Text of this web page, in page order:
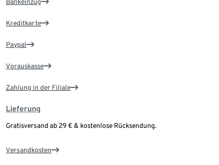
Bankeinzug
Kreditkarte
Paypal
Vorauskasse
Zahlung in der Filiale
Lieferung
Gratisversand ab 29 € & kostenlose Rücksendung.
Versandkosten